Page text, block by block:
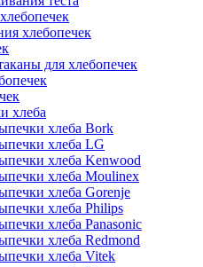
хлебопечек
для хлебопечек
хлеба
хлеба Bork
хлеба LG
хлеба Kenwood
хлеба Moulinex
хлеба Gorenje
хлеба Philips
хлеба Panasonic
хлеба Redmond
хлеба Vitek